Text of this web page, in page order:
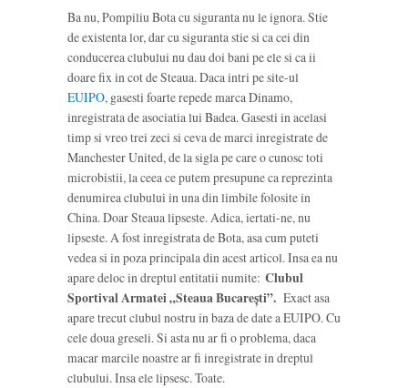
Ba nu, Pompiliu Bota cu siguranta nu le ignora. Stie
de existenta lor, dar cu siguranta stie si ca cei din
conducerea clubului nu dau doi bani pe ele si ca ii
doare fix in cot de Steaua. Daca intri pe site-ul
EUIPO, gasesti foarte repede marca Dinamo,
inregistrata de asociatia lui Badea. Gasesti in acelasi
timp si vreo trei zeci si ceva de marci inregistrate de
Manchester United, de la sigla pe care o cunosc toti
microbistii, la ceea ce putem presupune ca reprezinta
denumirea clubului in una din limbile folosite in
China. Doar Steaua lipseste. Adica, iertati-ne, nu
lipseste. A fost inregistrata de Bota, asa cum puteti
vedea si in poza principala din acest articol. Insa ea nu
apare deloc in dreptul entitatii numite: Clubul
Sportival Armatei „Steaua Bucareşti”. Exact asa
apare trecut clubul nostru in baza de date a EUIPO. Cu
cele doua greseli. Si asta nu ar fi o problema, daca
macar marcile noastre ar fi inregistrate in dreptul
clubului. Insa ele lipsesc. Toate.